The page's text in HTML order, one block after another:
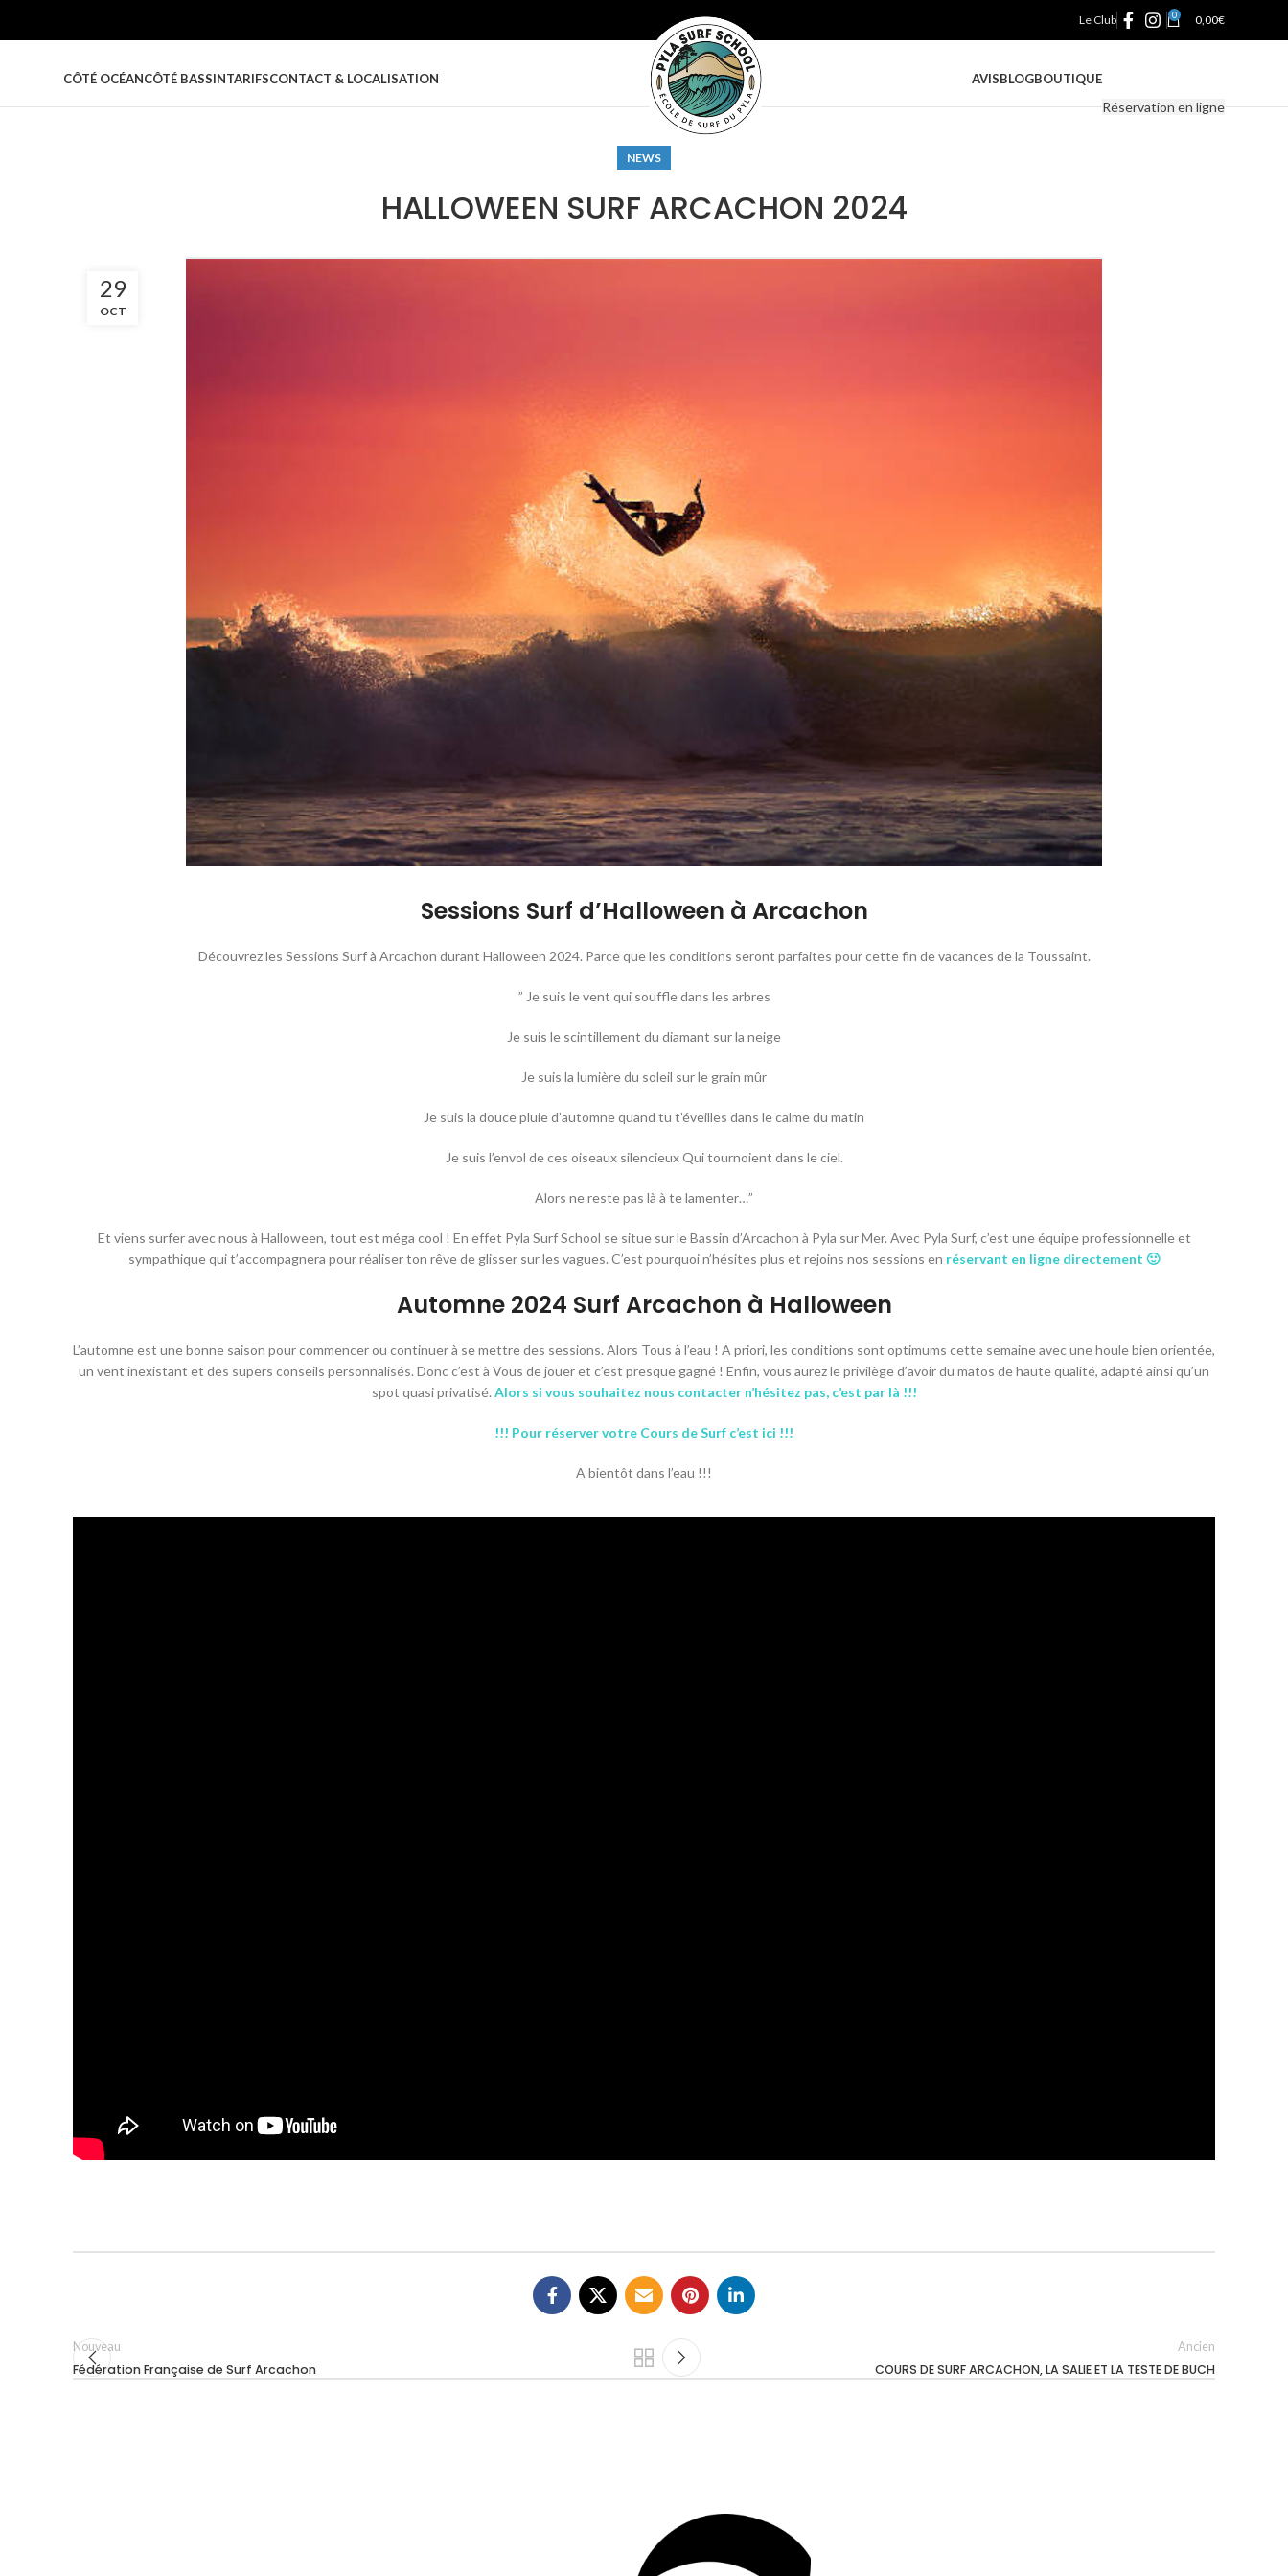
Le Club 0 0,00€
CÔTÉ OCÉANCÔTÉ BASSINTARIFSCONTACT & LOCALISATION AVISBLOGBOUTIQUE
Réservation en ligne
NEWS
HALLOWEEN SURF ARCACHON 2024
29
OCT
Sessions Surf d’Halloween à Arcachon
Découvrez les Sessions Surf à Arcachon durant Halloween 2024. Parce que les conditions seront parfaites pour cette fin de vacances de la Toussaint.
” Je suis le vent qui souffle dans les arbres
Je suis le scintillement du diamant sur la neige
Je suis la lumière du soleil sur le grain mûr
Je suis la douce pluie d’automne quand tu t’éveilles dans le calme du matin
Je suis l’envol de ces oiseaux silencieux Qui tournoient dans le ciel.
Alors ne reste pas là à te lamenter…”
Et viens surfer avec nous à Halloween, tout est méga cool ! En effet Pyla Surf School se situe sur le Bassin d’Arcachon à Pyla sur Mer. Avec Pyla Surf, c’est une équipe professionnelle et
sympathique qui t’accompagnera pour réaliser ton rêve de glisser sur les vagues. C’est pourquoi n’hésites plus et rejoins nos sessions en réservant en ligne directement 🙂
Automne 2024 Surf Arcachon à Halloween
L’automne est une bonne saison pour commencer ou continuer à se mettre des sessions. Alors Tous à l’eau ! A priori, les conditions sont optimums cette semaine avec une houle bien orientée,
un vent inexistant et des supers conseils personnalisés. Donc c’est à Vous de jouer et c’est presque gagné ! Enfin, vous aurez le privilège d’avoir du matos de haute qualité, adapté ainsi qu’un
spot quasi privatisé.Alors si vous souhaitez nous contacter n’hésitez pas, c’est par là !!!
!!! Pour réserver votre Cours de Surf c’est ici !!!
A bientôt dans l’eau !!!
Nouveau
Fédération Française de Surf Arcachon
Ancien
COURS DE SURF ARCACHON, LA SALIE ET LA TESTE DE BUCH